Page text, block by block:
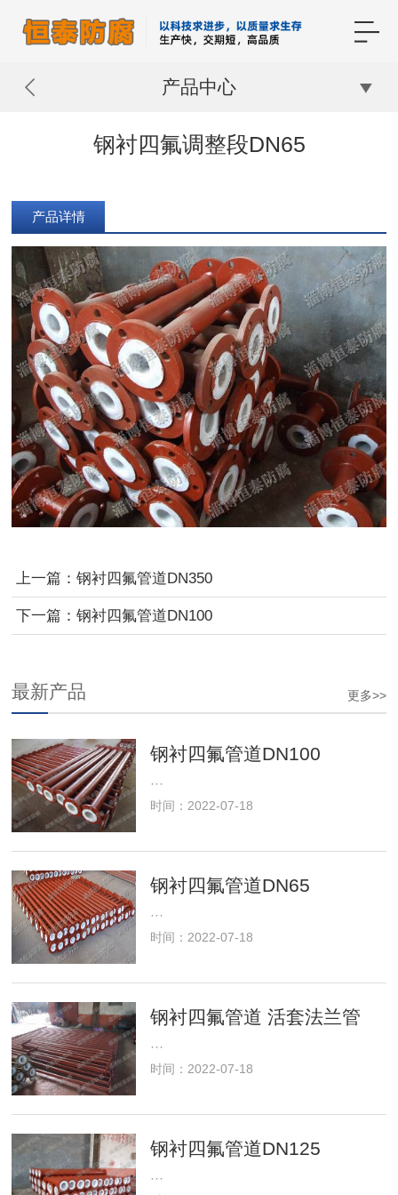
产品中心
钢衬四氟调整段DN65
产品详情
上一篇： 钢衬四氟管道DN350
下一篇： 钢衬四氟管道DN100
更多>>
最新产品
钢衬四氟管道DN100
···
时间：2022-07-18
钢衬四氟管道DN65
···
时间：2022-07-18
钢衬四氟管道 活套法兰管
···
时间：2022-07-18
钢衬四氟管道DN125
···